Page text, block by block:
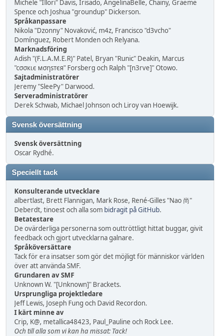
Michele "Illori" Davis, Irisado, AngelinaBelle, Chainy, Graeme
Spence och Joshua "groundup" Dickerson.
Språkanpassare
Nikola "Dzonny" Novaković, m4z, Francisco "d3vcho"
Domínguez, Robert Monden och Relyana.
Marknadsföring
Adish "(F.L.A.M.E.R)" Patel, Bryan "Runic" Deakin, Marcus
"cσσкιє мσηѕтєя" Forsberg och Ralph "[n3rve]" Otowo.
Sajtadministratörer
Jeremy "SleePy" Darwood.
Serveradministratörer
Derek Schwab, Michael Johnson och Liroy van Hoewijk.
Svensk översättning
Svensk översättning
Oscar Rydhé.
Speciellt tack
Konsulterande utvecklare
albertlast, Brett Flannigan, Mark Rose, René-Gilles "Nao 尚"
Deberdt, tinoest och alla som bidragit på GitHub.
Betatestare
De ovärderliga personerna som outtröttligt hittat buggar, givit
feedback och gjort utvecklarna galnare.
Språköversättare
Tack för era insatser som gör det möjligt för människor världen
över att använda SMF.
Grundaren av SMF
Unknown W. "[Unknown]" Brackets.
Ursprungliga projektledare
Jeff Lewis, Joseph Fung och David Recordon.
I kärt minne av
Crip, K@, metallica48423, Paul_Pauline och Rock Lee.
Och till alla som vi kan ha missat: Tack!